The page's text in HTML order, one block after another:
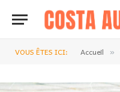
VOUS ÊTES ICI: Accueil »